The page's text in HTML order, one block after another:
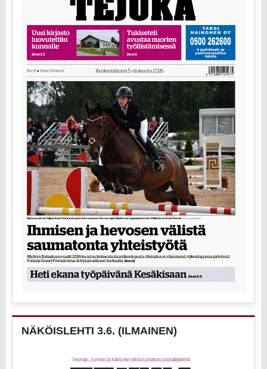
NÄKÖISLEHTI 3.6. (ILMAINEN)